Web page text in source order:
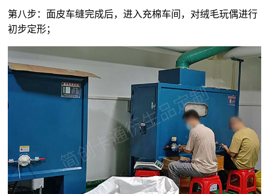
第八步：面皮车缝完成后，进入充棉车间，对绒毛玩偶进行
初步定形；